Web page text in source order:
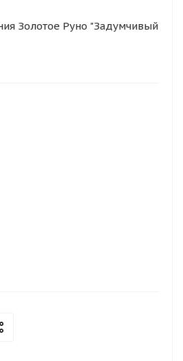
Золотое Руно "Задумчивый